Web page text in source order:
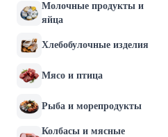
Молочные продукты и
яйца
Хлебобулочные изделия
Мясо и птица
Рыба и морепродукты
Колбасы и мясные